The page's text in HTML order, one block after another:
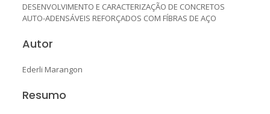
DESENVOLVIMENTO E CARACTERIZAÇÃO DE CONCRETOS
AUTO-ADENSÁVEIS REFORÇADOS COM FÍBRAS DE AÇO
Autor
Ederli Marangon
Resumo